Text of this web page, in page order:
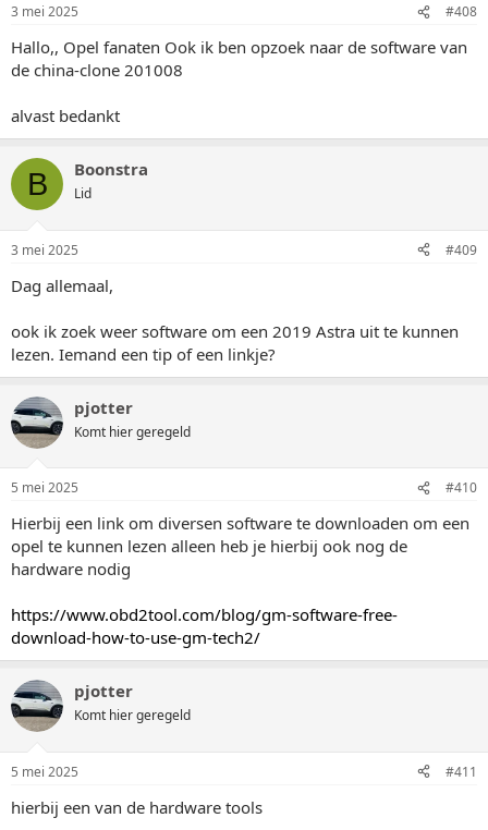
3 mei 2025 #408
Hallo,, Opel fanaten Ook ik ben opzoek naar de software van
de china-clone 201008
alvast bedankt
B Boonstra
Lid
3 mei 2025 #409
Dag allemaal,
ook ik zoek weer software om een 2019 Astra uit te kunnen
lezen. Iemand een tip of een linkje?
pjotter
Komt hier geregeld
5 mei 2025 #410
Hierbij een link om diversen software te downloaden om een
opel te kunnen lezen alleen heb je hierbij ook nog de
hardware nodig
https://www.obd2tool.com/blog/gm-software-free-
download-how-to-use-gm-tech2/
pjotter
Komt hier geregeld
5 mei 2025 #411
hierbij een van de hardware tools